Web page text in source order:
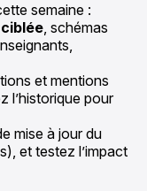
semaine :
ciblée, schémas
et mentions
l’historique pour
mise à jour du
et testez l’impact